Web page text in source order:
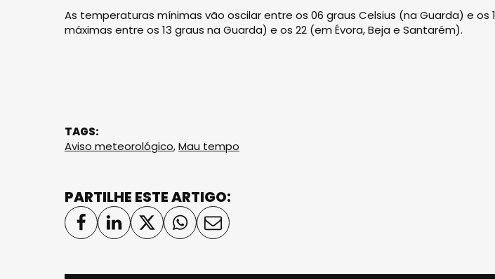
As temperaturas mínimas vão oscilar entre os 06 graus Celsius (na Guarda) e os
máximas entre os 13 graus na Guarda) e os 22 (em Évora, Beja e Santarém).
TAGS:
Aviso meteorológico,Mau tempo
PARTILHE ESTE ARTIGO: